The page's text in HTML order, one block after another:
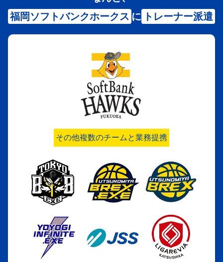
福岡ソフトバンクホークス に トレーナー派遣
その他複数のチームと業務提携